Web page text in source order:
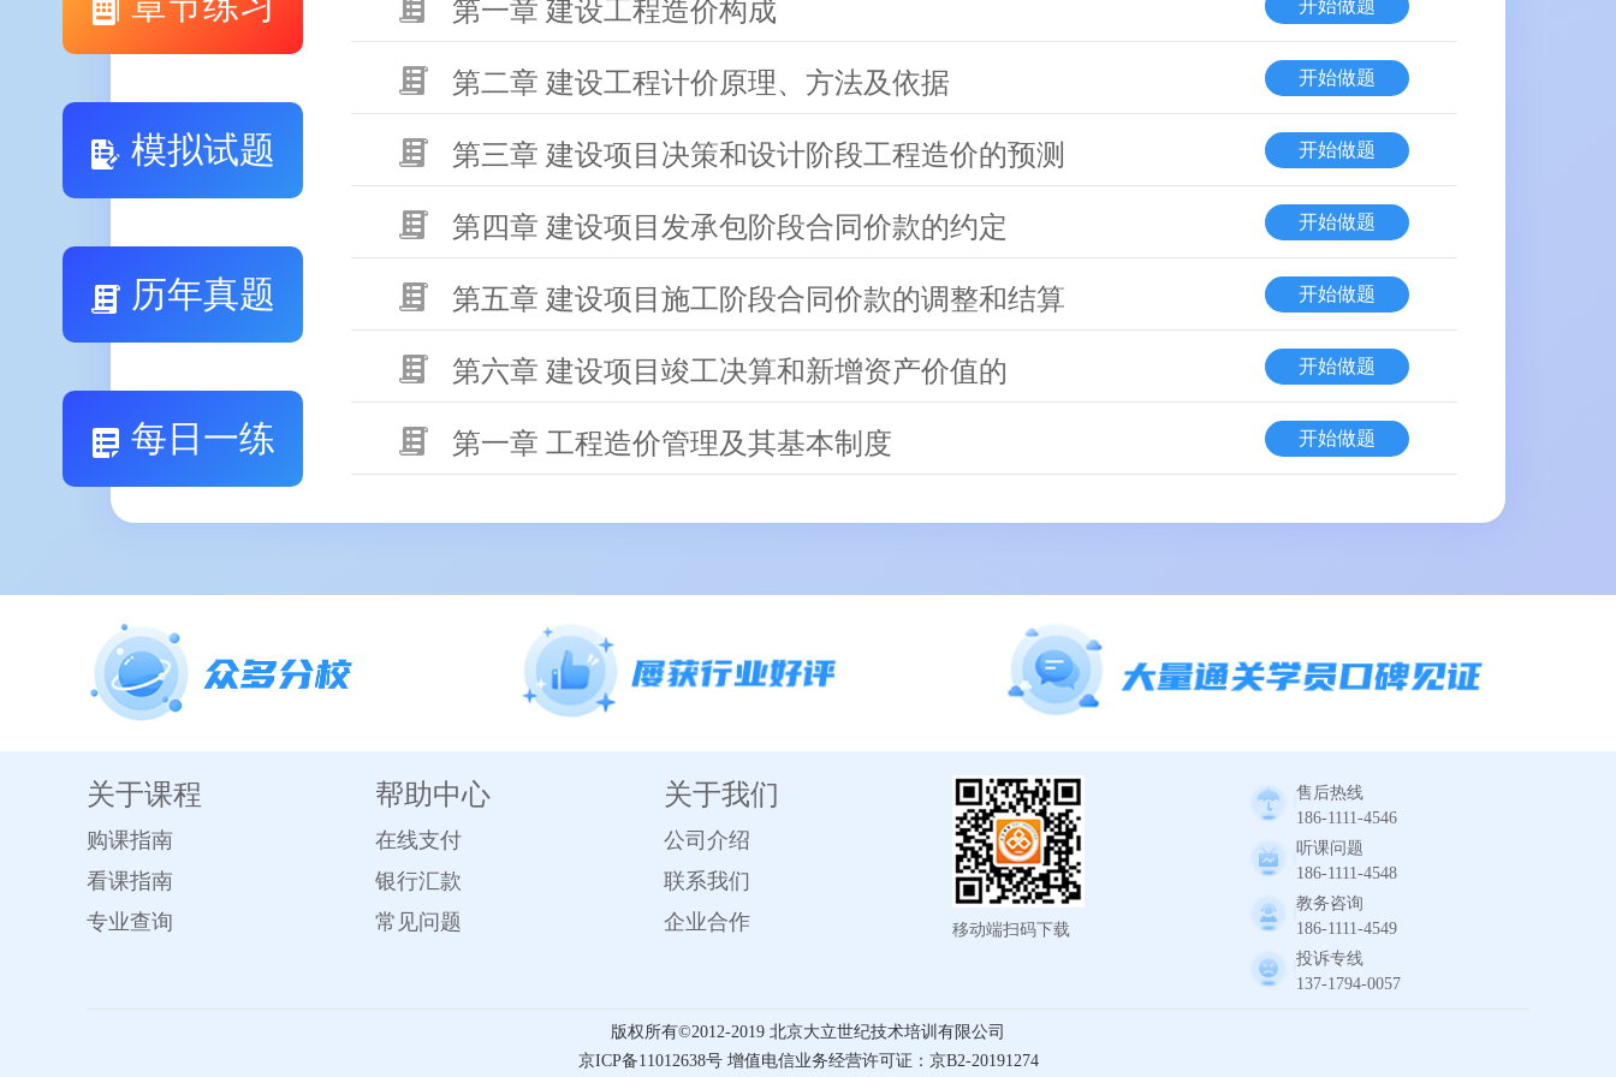
模拟试题
历年真题
每日一练
第一章 建设工程造价构成 开始做题
第二章 建设工程计价原理、方法及依据 开始做题
第三章 建设项目决策和设计阶段工程造价的预测 开始做题
第四章 建设项目发承包阶段合同价款的约定 开始做题
第五章 建设项目施工阶段合同价款的调整和结算 开始做题
第六章 建设项目竣工决算和新增资产价值的 开始做题
第一章 工程造价管理及其基本制度 开始做题
关于课程
购课指南
看课指南
专业查询
帮助中心
在线支付
银行汇款
常见问题
关于我们
公司介绍
联系我们
企业合作
移动端扫码下载
售后热线
186-1111-4546
听课问题
186-1111-4548
教务咨询
186-1111-4549
投诉专线
137-1794-0057
版权所有©️2012-2019 北京大立世纪技术培训有限公司
京ICP备11012638号 增值电信业务经营许可证：京B2-20191274